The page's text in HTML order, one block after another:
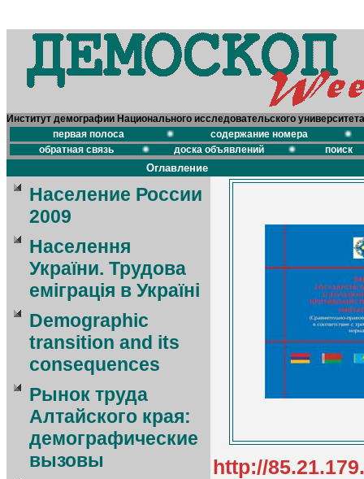
Институт демографии Национального исследовательского
первая полоса
содержание номера
обратная связь
доска объявлений поиск
Оглавление
Население России
2009
Населення
України. Трудова
еміграція в Україні
Demographic
transition and its
consequences
Рынок труда
Алтайского края:
демографические
вызовы
http://